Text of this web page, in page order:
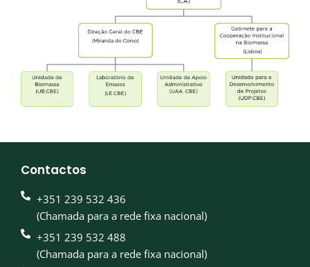
Contactos
+351 239 532 436
(Chamada para a rede fixa nacional)
+351 239 532 488
(Chamada para a rede fixa nacional)